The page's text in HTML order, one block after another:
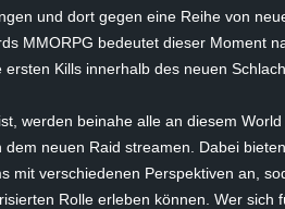
und dort gegen eine Reihe von
MMORPG bedeutet dieser Moment
Kills innerhalb des neuen
werden beinahe alle an diesem
neuen Raid streamen. Dabei
mit verschiedenen Perspektiven an,
Rolle erleben können. Wer sich